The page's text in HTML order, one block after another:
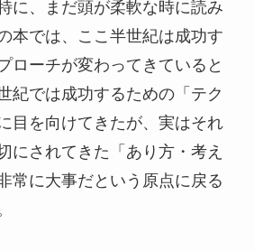
に、まだ頭が柔軟な時に読み
本では、ここ半世紀は成功す
ローチが変わってきていると
紀では成功するための「テク
目を向けてきたが、実はそれ
にされてきた「あり方・考え
常に大事だという原点に戻る